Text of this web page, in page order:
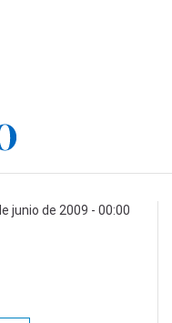
junio de 2009 - 00:00